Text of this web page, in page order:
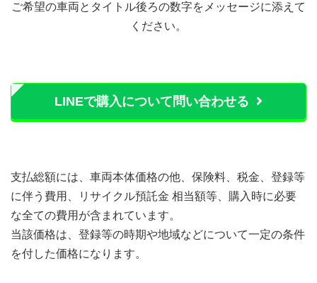
ご希望の車両とタイトル後ろの数字をメッセージに添えて
ください。
LINEで購入について問い合わせる
支払総額には、車両本体価格の他、保険料、税金、登録等
に伴う費用、リサイクル預託金 相当額等、購入時に必要
な全ての費用が含まれています。
当該価格は、登録等の時期や地域などについて一定の条件
を付した価格になります。